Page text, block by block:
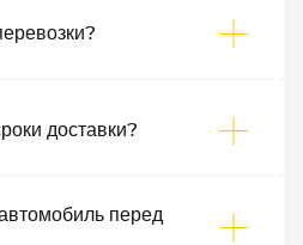
доставки?
перед